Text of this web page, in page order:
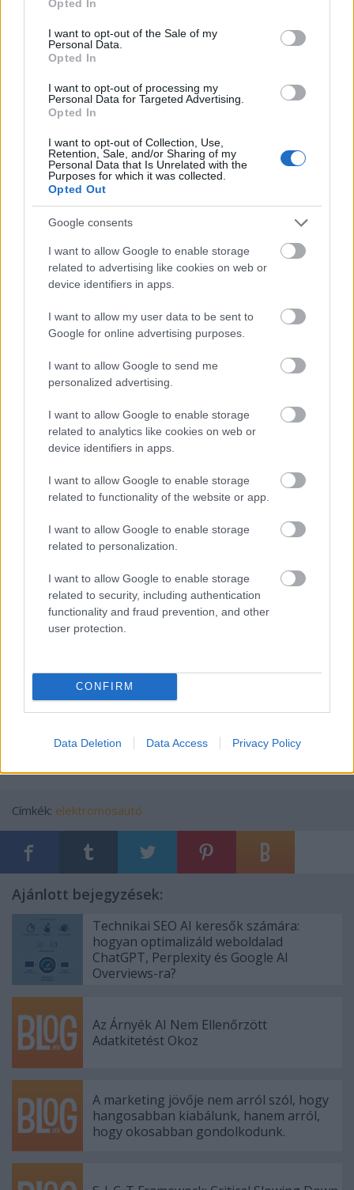
use your data for below specified purposes in below Google
consent section.
Opted In
I want to opt-out of the Sale of my
Personal Data.
Opted In
I want to opt-out of processing my
Personal Data for Targeted Advertising.
Opted In
I want to opt-out of Collection, Use,
Retention, Sale, and/or Sharing of my
Personal Data that Is Unrelated with the
Purposes for which it was collected.
Opted Out
Google consents
I want to allow Google to enable storage
related to advertising like cookies on web or
device identifiers in apps.
I want to allow my user data to be sent to
Google for online advertising purposes.
I want to allow Google to send me
personalized advertising.
I want to allow Google to enable storage
related to analytics like cookies on web or
device identifiers in apps.
I want to allow Google to enable storage
related to functionality of the website or app.
I want to allow Google to enable storage
related to personalization.
I want to allow Google to enable storage
related to security, including authentication
functionality and fraud prevention, and other
user protection.
CONFIRM
Data Deletion Data Access Privacy Policy
közlekedésben az elektromos autó + megújuló
energián alapuló áramtermelés párosának kell
átvennie.
szabályozást követelnek és a társadalomtól is
átgondoltabb cselekvést várnak el:
A szabályozások terén többen aggályosnak tartják,
hogy a forgalomban lévő autók CO 2 kibocsátás
mérésénél nem veszik figyelembe a normál
használat melletti plusz üzemanyag felhasználást. A
fedélzeti elektronika és szórakoztatóközpont
energiaigénye, a folyamatos klímahasználat vagy
esetenként több személy elektronikai eszközének
töltése már kimutatható plusz energiaigényt jelent a
pusztán haladáshoz szükséges energián túl. Ez
pedig grammokban mérhető CO2kibocsátást okoz,
melyet csak a hasonló kutatások mérnek, a hatósági
szerint sem mérik pontosan.
A társadalom kutatók pedig rámutattak arra, hogy a
-re vonatkozó kibocsátás-emelkedés arra is
visszavezethető, hogy az emberek nem feltétlen a
szükségleteknek megfelelő autót választják. Egyes
folyamat, hogy az adott személy az autó
lecserélésekor egy erősebb, nagyobb kategóriájú (és
autóra vált úgy, hogy közben a használati igényei
nem változnak.
Az EU 2050-es karbonsemlegesség nem
elérhetetlen, de tenni kell érte
A közúti autózás a szén-dioxid-kibocsátásnak
mondhatjuk, hogy nem itt van a legnagyobb
probléma. Azonban a 2050-re megcélzott európai
karbonsemlegesség eléréséhez erre is oda kell
Címkék: elektromosautó
Ajánlott bejegyzések:
Technikai SEO AI keresők számára:
hogyan optimalizáld weboldalad
ChatGPT, Perplexity és Google AI
Overviews-ra?
Az Árnyék AI Nem Ellenőrzött
Adatkitetést Okoz
A marketing jövője nem arról szól, hogy
hangosabban kiabálunk, hanem arról,
hogy okosabban gondolkodunk.